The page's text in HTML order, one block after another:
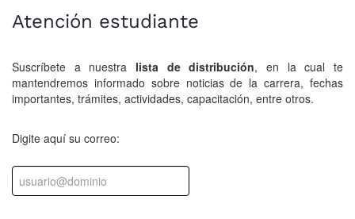
Atención estudiante
Suscríbete a nuestra lista de distribución, en la cual te
mantendremos informado sobre noticias de la carrera, fechas
importantes, trámites, actividades, capacitación, entre otros.
Digite aquí su correo: